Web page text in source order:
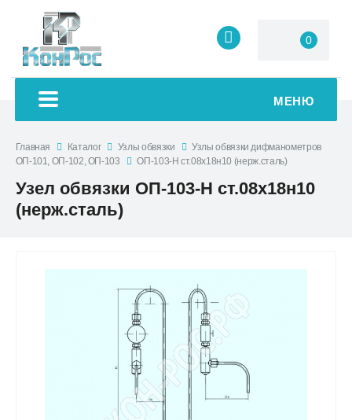
0
МЕНЮ
Главная Каталог Узлы обвязки
Узлы обвязки дифманометров
ОП-101, ОП-102, ОП-103
ОП-103-Н ст.08х18н10 (нерж.сталь)
Узел обвязки ОП-103-Н ст.08х18н10
(нерж.сталь)